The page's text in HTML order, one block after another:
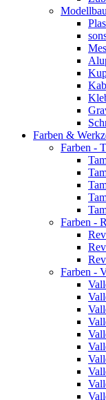
Farben &
Farben -
Farben -
Farben -